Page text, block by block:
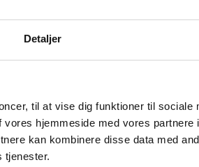
Detaljer
til at vise dig funktioner til sociale
hjemmeside med vores partnere
kan kombinere disse data med
tjenester.